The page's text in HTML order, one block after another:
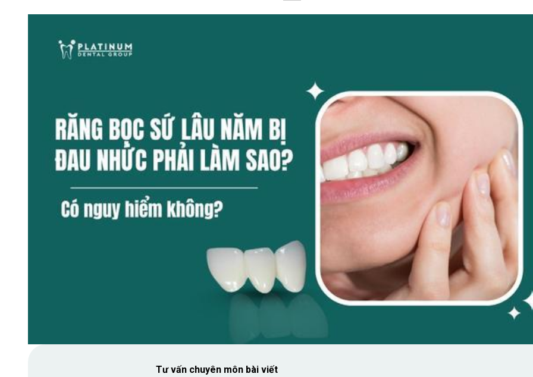
Tư vấn chuyên môn bài viết